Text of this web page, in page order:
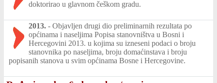
doktorirao u glavnom češkom gradu.
2013. - Objavljen drugi dio preliminarnih rezultata po
općinama i naseljima Popisa stanovništva u Bosni i
Hercegovini 2013. u kojima su izneseni podaci o broju
stanovnika po naseljima, broju domaćinstava i broju
popisanih stanova u svim općinama Bosne i Hercegovine.